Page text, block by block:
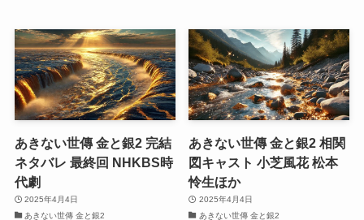
あきない世傳 金と銀2 完結
ネタバレ 最終回 NHKBS時
代劇
2025年4月4日
あきない世傳 金と銀2
あきない世傳 金と銀2 相関
図キャスト 小芝風花 松本
怜生ほか
2025年4月4日
あきない世傳 金と銀2